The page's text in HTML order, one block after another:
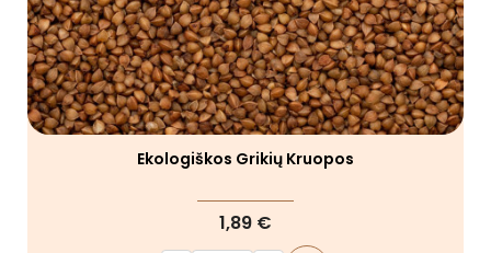
Ekologiškos Grikių Kruopos
1,89 €